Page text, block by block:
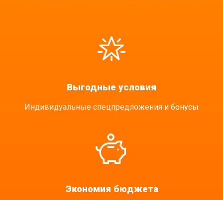
Выгодные условия
Индивидуальные спецпредложения и бонусы
Экономия бюджета